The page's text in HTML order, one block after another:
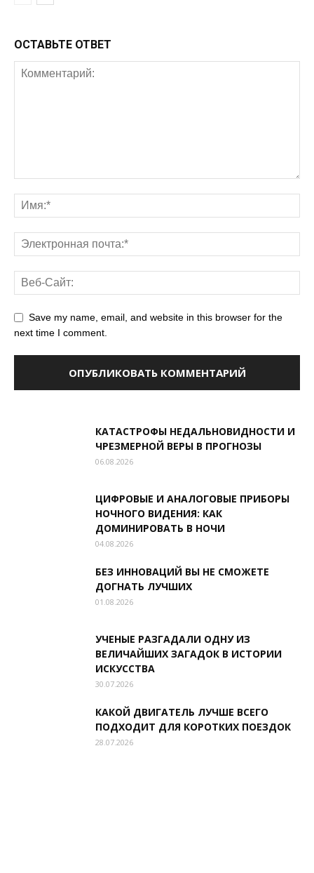
ОСТАВЬТЕ ОТВЕТ
Save my name, email, and website in this browser for the
next time I comment.
КАТАСТРОФЫ НЕДАЛЬНОВИДНОСТИ И
ЧРЕЗМЕРНОЙ ВЕРЫ В ПРОГНОЗЫ
06.08.2026
ЦИФРОВЫЕ И АНАЛОГОВЫЕ ПРИБОРЫ
НОЧНОГО ВИДЕНИЯ: КАК
ДОМИНИРОВАТЬ В НОЧИ
04.08.2026
БЕЗ ИННОВАЦИЙ ВЫ НЕ СМОЖЕТЕ
ДОГНАТЬ ЛУЧШИХ
01.08.2026
УЧЕНЫЕ РАЗГАДАЛИ ОДНУ ИЗ
ВЕЛИЧАЙШИХ ЗАГАДОК В ИСТОРИИ
ИСКУССТВА
30.07.2026
КАКОЙ ДВИГАТЕЛЬ ЛУЧШЕ ВСЕГО
ПОДХОДИТ ДЛЯ КОРОТКИХ ПОЕЗДОК
28.07.2026